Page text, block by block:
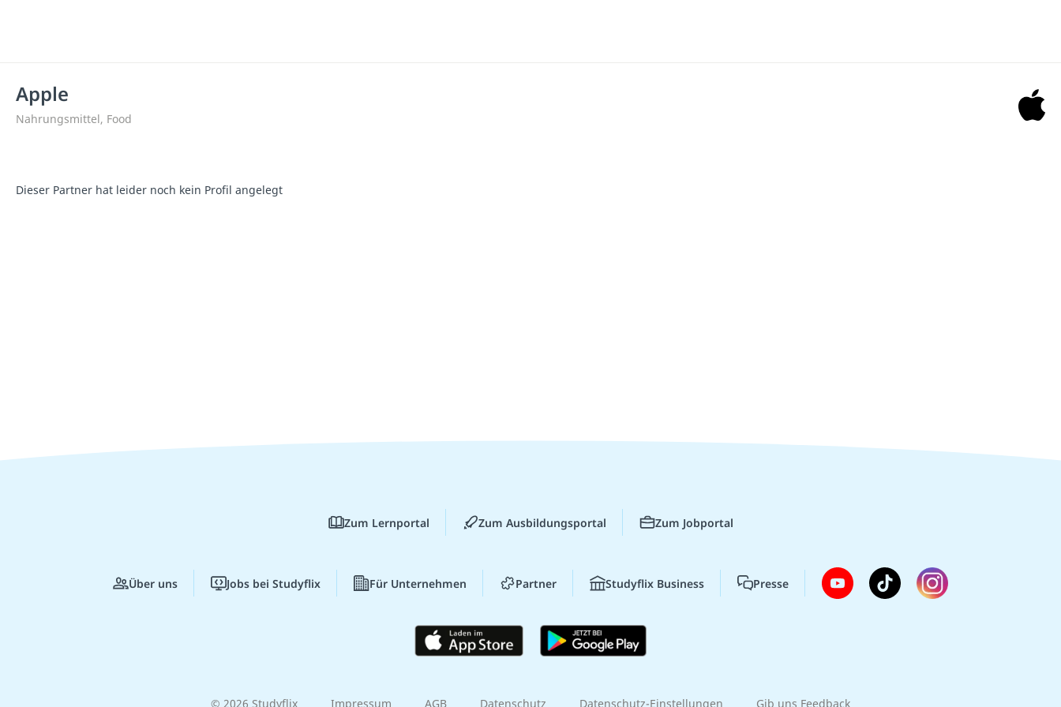
Apple
Nahrungsmittel, Food
Dieser Partner hat leider noch kein Profil angelegt
Zum Lernportal Zum Ausbildungsportal Zum Jobportal
Über uns Jobs bei Studyflix Für Unternehmen Partner Studyflix Business Presse
© 2026 Studyflix Impressum AGB Datenschutz Datenschutz-Einstellungen Gib uns Feedback